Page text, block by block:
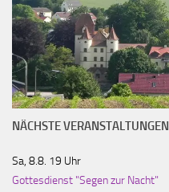
NÄCHSTE VERANSTALTUNGEN
Sa, 8.8. 19 Uhr
Gottesdienst "Segen zur Nacht"